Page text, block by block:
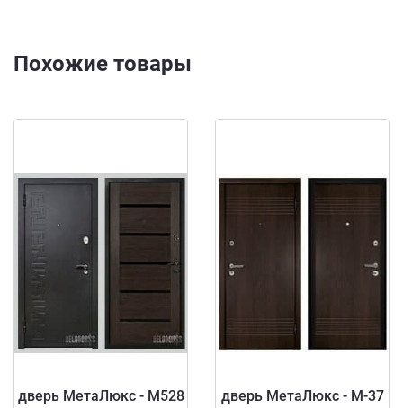
Похожие товары
дверь МетаЛюкс - M528 дверь МетаЛюкс - М-37